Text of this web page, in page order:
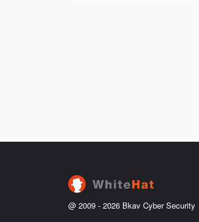
@ 2009 - 2026 Bkav Cyber Security